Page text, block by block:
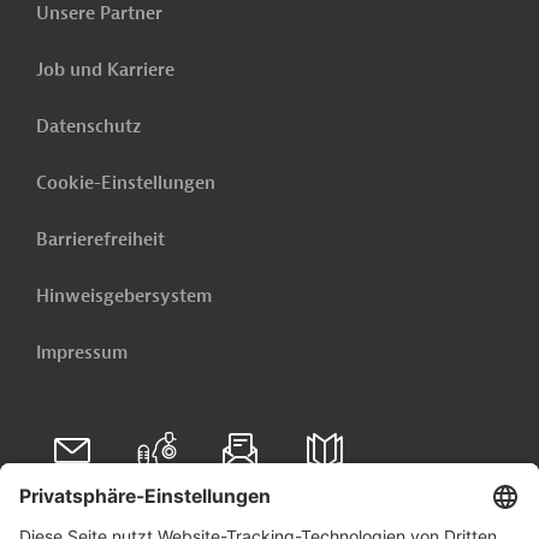
die neuesten öffentlichen Ausschreibungen und Projekte
Unsere Partner
Job und Karriere
Datenschutz
Cookie-Einstellungen
Barrierefreiheit
Hinweisgebersystem
Impressum